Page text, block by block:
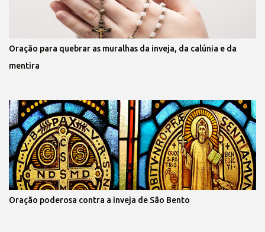
Oração para quebrar as muralhas da inveja, da calúnia e da
mentira
Oração poderosa contra a inveja de São Bento